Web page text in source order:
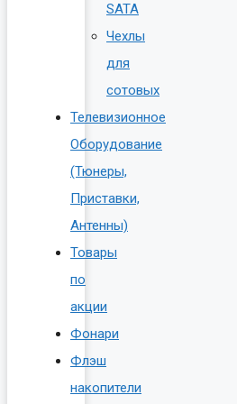
SATA
Чехлы
для
сотовых
Телевизионное
Оборудование
(Тюнеры,
Приставки,
Антенны)
Товары
по
акции
Фонари
Флэш
накопители